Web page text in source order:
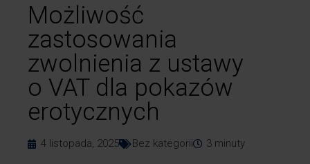
Możliwość
zastosowania
zwolnienia z ustawy
o VAT dla pokazów
erotycznych
4 listopada, 2025 Bez kategorii 3 minuty